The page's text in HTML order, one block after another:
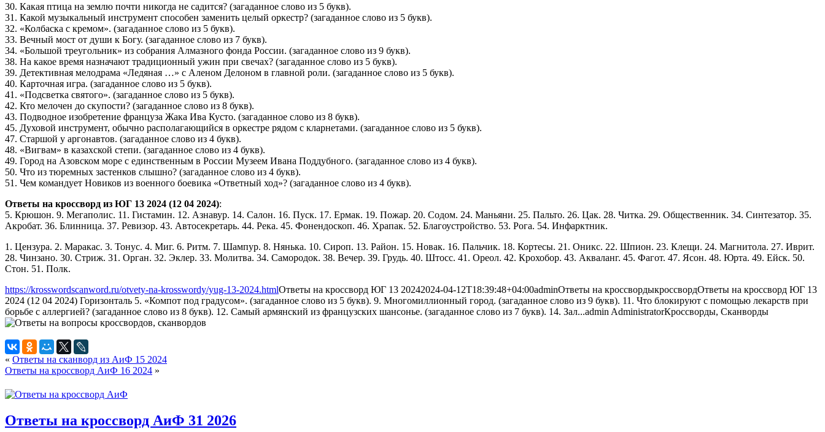
30. Какая птица на землю почти никогда не садится? (загаданное слово из 5 букв).
31. Какой музыкальный инструмент способен заменить целый оркестр? (загаданное слово из 5 букв).
32. «Колбаска с кремом». (загаданное слово из 5 букв).
33. Вечный мост от души к Богу. (загаданное слово из 7 букв).
34. «Большой треугольник» из собрания Алмазного фонда России. (загаданное слово из 9 букв).
38. На какое время назначают традиционный ужин при свечах? (загаданное слово из 5 букв).
39. Детективная мелодрама «Ледяная …» с Аленом Делоном в главной роли. (загаданное слово из 5 букв).
40. Карточная игра. (загаданное слово из 5 букв).
41. «Подсветка святого». (загаданное слово из 5 букв).
42. Кто мелочен до скупости? (загаданное слово из 8 букв).
43. Подводное изобретение француза Жака Ива Кусто. (загаданное слово из 8 букв).
45. Духовой инструмент, обычно располагающийся в оркестре рядом с кларнетами. (загаданное слово из 5 букв).
47. Старшой у аргонавтов. (загаданное слово из 4 букв).
48. «Вигвам» в казахской степи. (загаданное слово из 4 букв).
49. Город на Азовском море с единственным в России Музеем Ивана Поддубного. (загаданное слово из 4 букв).
50. Что из тюремных застенков слышно? (загаданное слово из 4 букв).
51. Чем командует Новиков из военного боевика «Ответный ход»? (загаданное слово из 4 букв).
Ответы на кроссворд из ЮГ 13 2024 (12 04 2024):
5. Крюшон. 9. Мегаполис. 11. Гистамин. 12. Азнавур. 14. Салон. 16. Пуск. 17. Ермак. 19. Пожар. 20. Содом. 24. Маньяни. 25. Пальто. 26. Цак. 28. Читка. 29. Общественник. 34. Синтезатор. 35.
Акробат. 36. Блинница. 37. Ревизор. 43. Автосекретарь. 44. Река. 45. Фонендоскоп. 46. Храпак. 52. Благоустройство. 53. Рога. 54. Инфарктник.
1. Цензура. 2. Маракас. 3. Тонус. 4. Миг. 6. Ритм. 7. Шампур. 8. Нянька. 10. Сироп. 13. Район. 15. Новак. 16. Пальчик. 18. Кортесы. 21. Оникс. 22. Шпион. 23. Клещи. 24. Магнитола. 27. Иврит.
28. Чинзано. 30. Стриж. 31. Орган. 32. Эклер. 33. Молитва. 34. Самородок. 38. Вечер. 39. Грудь. 40. Штосс. 41. Ореол. 42. Крохобор. 43. Акваланг. 45. Фагот. 47. Ясон. 48. Юрта. 49. Ейск. 50.
Стон. 51. Полк.
https://krosswordscanword.ru/otvety-na-krosswordy/yug-13-2024.htmlОтветы на кроссворд ЮГ 13 20242024-04-12T18:39:48+04:00adminОтветы на кроссвордыкроссвордОтветы на кроссворд ЮГ 13
2024 (12 04 2024) Горизонталь 5. «Компот под градусом». (загаданное слово из 5 букв). 9. Многомиллионный город. (загаданное слово из 9 букв). 11. Что блокируют с помощью лекарств при
борьбе с аллергией? (загаданное слово из 8 букв). 12. Самый армянский из французских шансонье. (загаданное слово из 7 букв). 14. Зал...admin AdministratorКроссворды, Сканворды
« Ответы на сканворд из АиФ 15 2024
Ответы на кроссворд АиФ 16 2024 »
Ответы на кроссворд АиФ 31 2026